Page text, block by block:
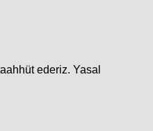
ederiz. Yasal